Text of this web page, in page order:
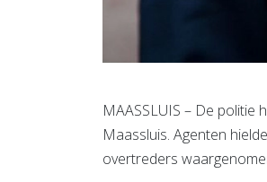
MAASSLUIS – De
Maassluis. Agenten
overtreders